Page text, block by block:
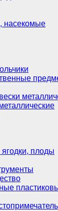
насекомые
ягодки, плоды